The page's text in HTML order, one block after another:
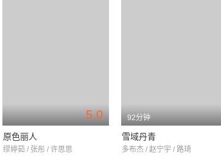
5.0
原色丽人
缪婷茹 / 张彤 / 许思思
92分钟
雪域丹青
多布杰 / 赵宁宇 / 路琦